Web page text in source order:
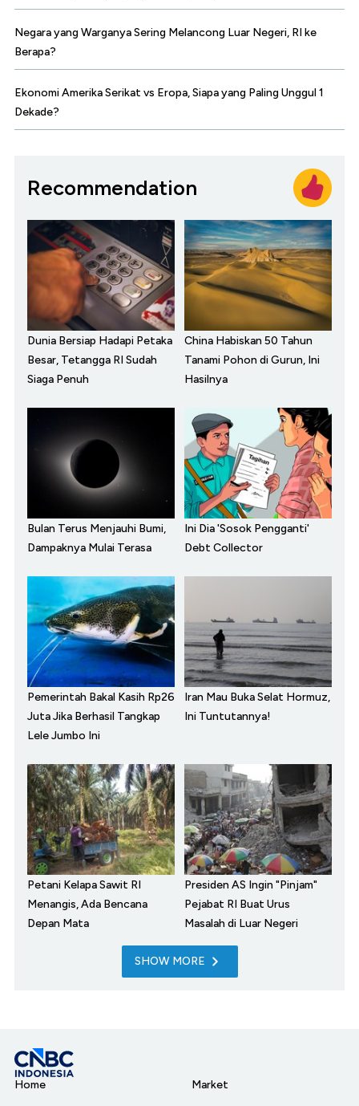
Negara yang Warganya Sering Melancong Luar Negeri, RI ke
Berapa?
Ekonomi Amerika Serikat vs Eropa, Siapa yang Paling Unggul 1
Dekade?
Recommendation
Dunia Bersiap Hadapi Petaka
Besar, Tetangga RI Sudah
Siaga Penuh
China Habiskan 50 Tahun
Tanami Pohon di Gurun, Ini
Hasilnya
Bulan Terus Menjauhi Bumi,
Dampaknya Mulai Terasa
Ini Dia 'Sosok Pengganti'
Debt Collector
Pemerintah Bakal Kasih Rp26
Juta Jika Berhasil Tangkap
Lele Jumbo Ini
Iran Mau Buka Selat Hormuz,
Ini Tuntutannya!
Petani Kelapa Sawit RI
Menangis, Ada Bencana
Depan Mata
Presiden AS Ingin "Pinjam"
Pejabat RI Buat Urus
Masalah di Luar Negeri
SHOW MORE
Home
Market